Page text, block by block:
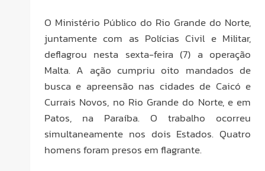
O Ministério Público do Rio Grande do Norte,
juntamente com as Polícias Civil e Militar,
deflagrou nesta sexta-feira (7) a operação
Malta. A ação cumpriu oito mandados de
busca e apreensão nas cidades de Caicó e
Currais Novos, no Rio Grande do Norte, e em
Patos, na Paraíba. O trabalho ocorreu
simultaneamente nos dois Estados. Quatro
homens foram presos em flagrante.